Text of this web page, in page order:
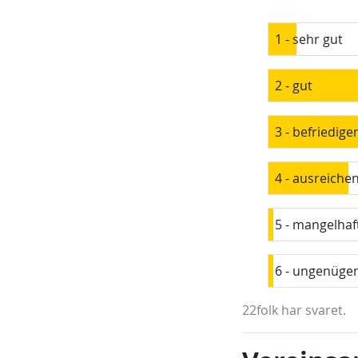
1 - sehr gut
2 - gut
3 -
4 -
5 -
6 -
22folk har svaret.